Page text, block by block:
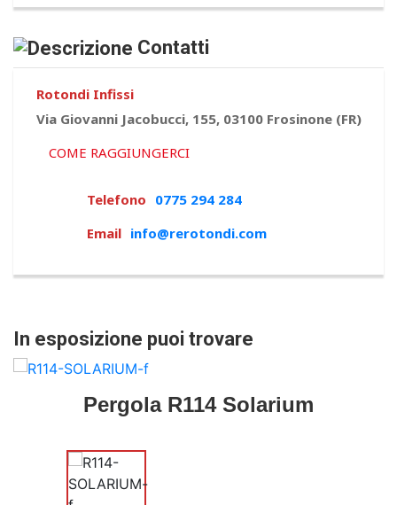
Contatti
Rotondi Infissi
Via Giovanni Jacobucci, 155, 03100 Frosinone (FR)
COME RAGGIUNGERCI
Telefono 0775 294 284
Email info@rerotondi.com
In esposizione puoi trovare
Pergola R114 Solarium